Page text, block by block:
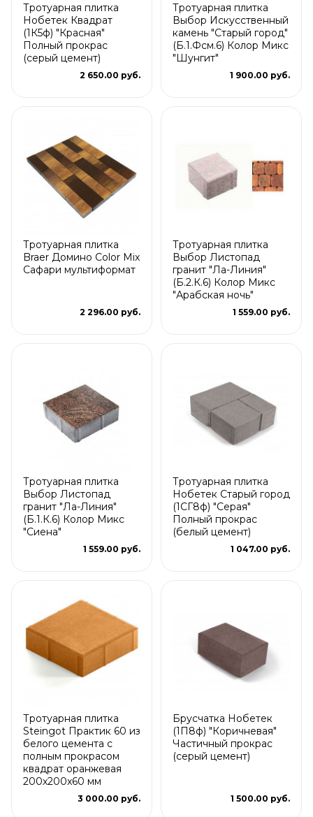
Тротуарная плитка
Нобетек Квадрат
(1К5ф) "Красная"
Полный прокрас
(серый цемент)
2 650.00 руб.
Тротуарная плитка
Выбор Искусственный
камень "Старый город"
(Б.1.Фсм.6) Колор Микс
"Шунгит"
1 900.00 руб.
Тротуарная плитка
Braer Домино Color Mix
Сафари мультиформат
2 296.00 руб.
Тротуарная плитка
Выбор Листопад
гранит "Ла-Линия"
(Б.2.К.6) Колор Микс
"Арабская ночь"
1 559.00 руб.
Тротуарная плитка
Выбор Листопад
гранит "Ла-Линия"
(Б.1.К.6) Колор Микс
"Сиена"
1 559.00 руб.
Тротуарная плитка
Нобетек Старый город
(1СГ8ф) "Серая"
Полный прокрас
(белый цемент)
1 047.00 руб.
Тротуарная плитка
Steingot Практик 60 из
белого цемента с
полным прокрасом
квадрат оранжевая
200х200х60 мм
3 000.00 руб.
Брусчатка Нобетек
(1П8ф) "Коричневая"
Частичный прокрас
(серый цемент)
1 500.00 руб.